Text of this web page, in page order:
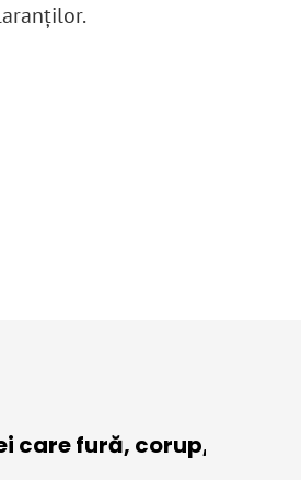
care fură, corup,